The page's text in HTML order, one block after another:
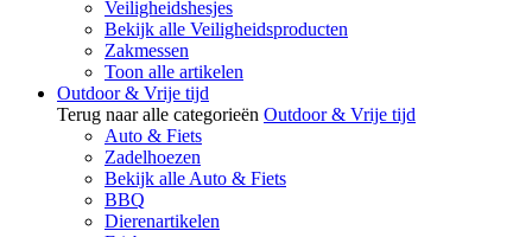
Veiligheidshesjes
Bekijk alle Veiligheidsproducten
Zakmessen
Toon alle artikelen
Outdoor & Vrije tijd
Terug naar alle categorieën Outdoor & Vrije tijd
Auto & Fiets
Zadelhoezen
Bekijk alle Auto & Fiets
BBQ
Dierenartikelen